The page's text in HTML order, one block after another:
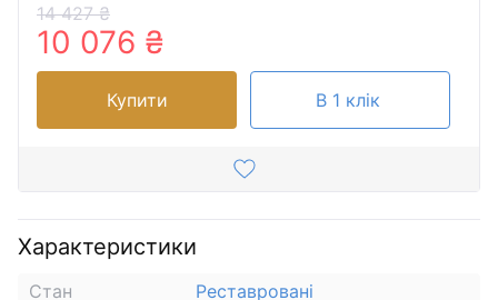
14 427 ₴
10 076 ₴
Купити В 1 клік
Характеристики
Стан
Реставровані